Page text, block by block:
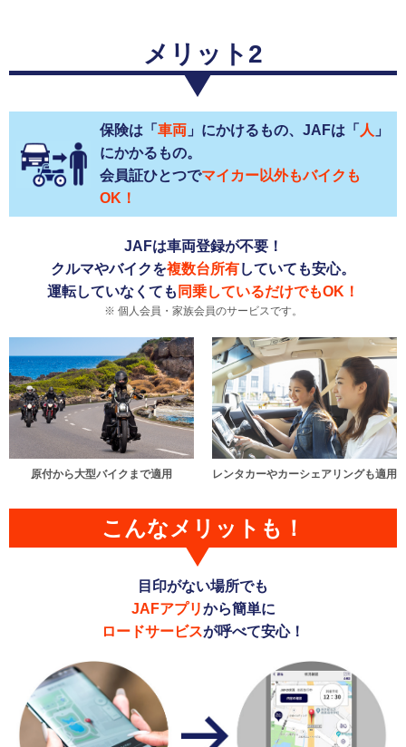
メリット2
保険は「車両 」にかけるもの、JAFは「 人 」
にかかるもの。
会員証ひとつでマイカー以外もバイクも
OK！
JAFは車両登録が不要！
クルマやバイクを複数台所有していても安心。
運転していなくても 同乗しているだけでもOK！
個人会員・家族会員のサービスです。
原付から大型バイクまで適用 レンタカーやカーシェアリングも適用
こんなメリットも！
目印がない場所でも
JAFアプリから簡単に
ロードサービスが呼べて安心！